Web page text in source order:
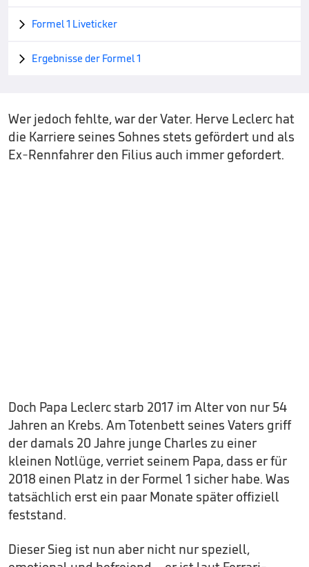
 Formel 1 Liveticker
 Ergebnisse der Formel 1
Wer jedoch fehlte, war der Vater. Herve Leclerc hat
die Karriere seines Sohnes stets gefördert und als
Ex-Rennfahrer den Filius auch immer gefordert.
Doch Papa Leclerc starb 2017 im Alter von nur 54
Jahren an Krebs. Am Totenbett seines Vaters griff
der damals 20 Jahre junge Charles zu einer
kleinen Notlüge, verriet seinem Papa, dass er für
2018 einen Platz in der Formel 1 sicher habe. Was
tatsächlich erst ein paar Monate später offiziell
feststand.
Dieser Sieg ist nun aber nicht nur speziell,